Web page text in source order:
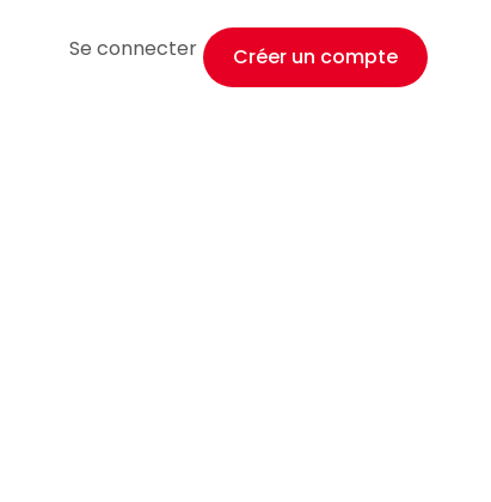
Se connecter Créer un compte